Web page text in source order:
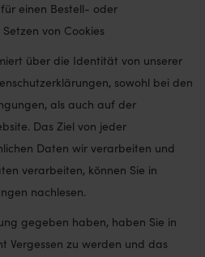
einen Bestell- oder
von Cookies
über die Identität von unserer
sowohl bei den
als auch auf der
Das Ziel von jeder
Daten wir verarbeiten und
verarbeiten, können Sie in
nachlesen.
gegeben haben, haben Sie in
Vergessen zu werden und das